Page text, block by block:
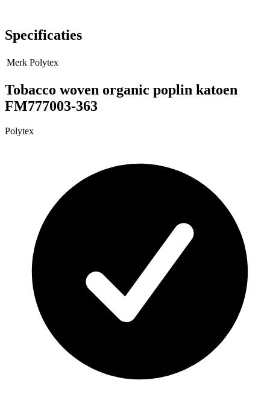
Specificaties
Merk Polytex
Tobacco woven organic poplin katoen
FM777003-363
Polytex